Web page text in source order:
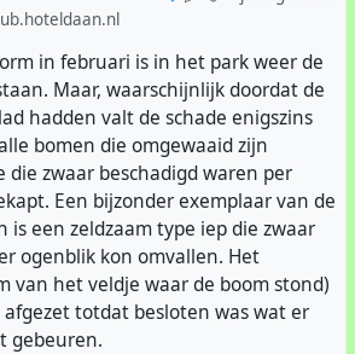
hadden de bomen het heel
jonge bomen stierven, en de
af.
worden op dit ogenblik vervangen
Om ze een betere kans te geven
boom langs het pad een
leggen. Dat wordt gedaan door
een aantal biezenbundels onder
grasveld te leggen. De bedoeling is
hun weg zullen vinden naar het
mooie oplossing, maar het
in februari is in het park weer de
Maar, waarschijnlijk doordat de
hadden valt de schade enigszins
bomen die omgewaaid zijn
die zwaar beschadigd waren per
Een bijzonder exemplaar van de
is een zeldzaam type iep die zwaar
ogenblik kon omvallen. Het
van het veldje waar de boom stond)
totdat besloten was wat er
gebeuren.